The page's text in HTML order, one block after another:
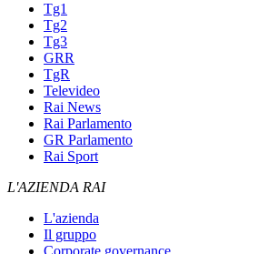
Tg1
Tg2
Tg3
GRR
TgR
Televideo
Rai News
Rai Parlamento
GR Parlamento
Rai Sport
L'AZIENDA RAI
L'azienda
Il gruppo
Corporate governance